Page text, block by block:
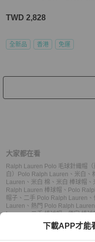
TWD 2,828
全新品 香港 免運
大家都在看
Ralph Lauren Polo 毛球針織帽（
白） Polo Ralph Lauren 、 米白 、
Lauren 、 米白 棉 、 米白 棒球帽 、
Ralph Lauren 棒球帽 、 Polo
帽子 、 二手 Polo Ralph Lauren 、
Lauren 、 熱門 Polo Ralph Lauren
Lauren、二手 棒球帽、便宜 棒球
推薦 棒球帽、二手 帽子 、便
下載APP才能